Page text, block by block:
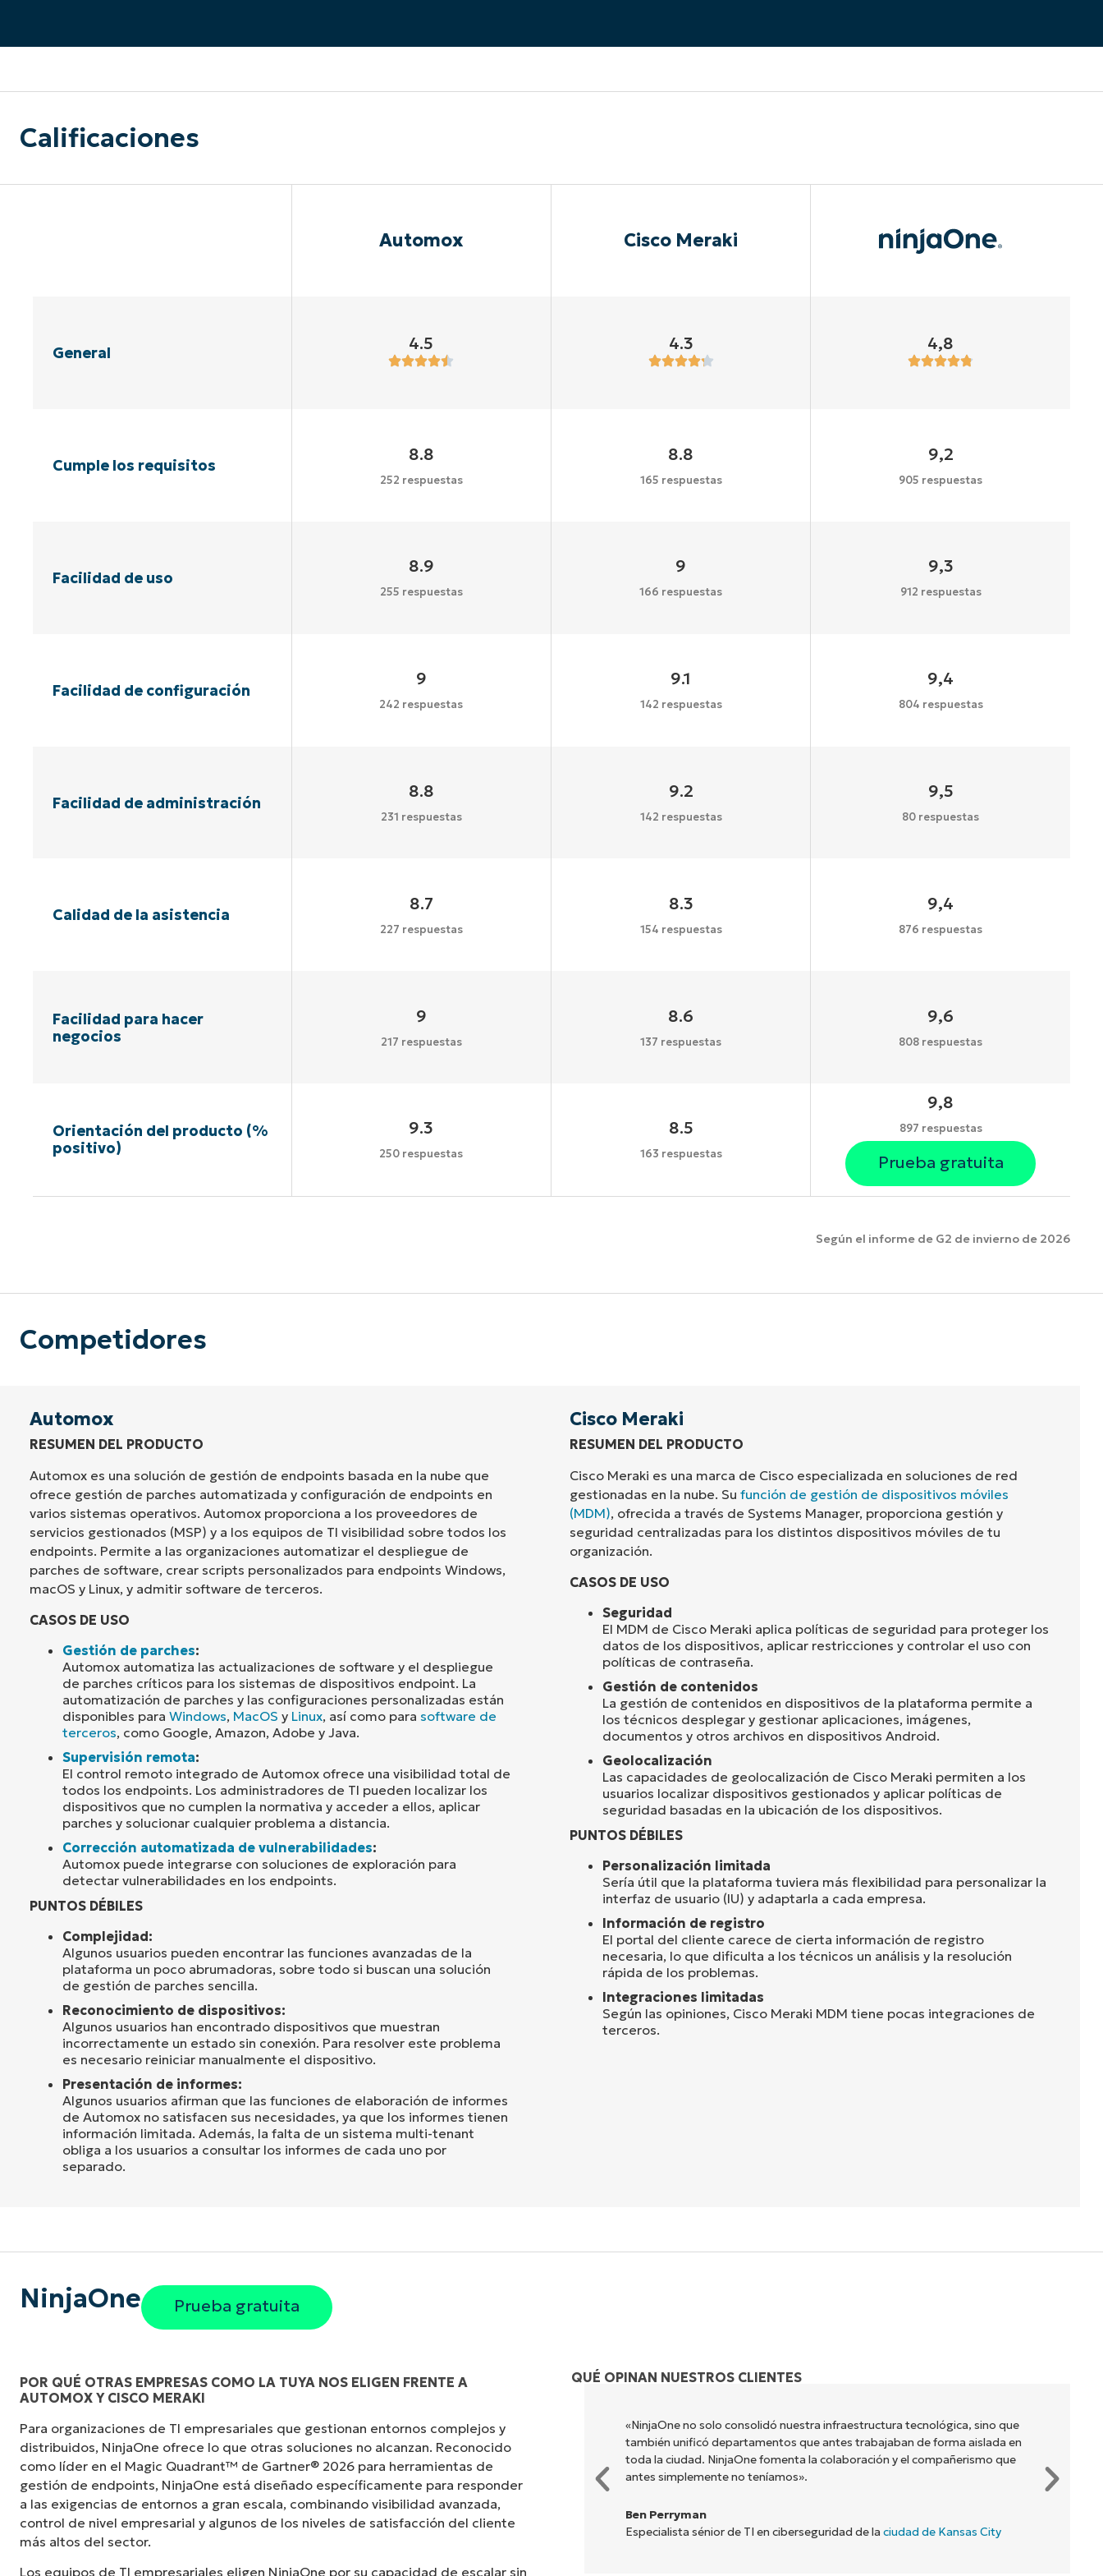
Calificaciones
Automox Cisco Meraki
General 4.5 4.3 4,8
Cumple los requisitos
8.8
252 respuestas
8.8
165 respuestas
9,2
905 respuestas
Facilidad de uso
8.9
255 respuestas
9
166 respuestas
9,3
912 respuestas
Facilidad de configuración
9
242 respuestas
9.1
142 respuestas
9,4
804 respuestas
Facilidad de administración
8.8
231 respuestas
9.2
142 respuestas
9,5
80 respuestas
Calidad de la asistencia
8.7
227 respuestas
8.3
154 respuestas
9,4
876 respuestas
Facilidad para hacer
negocios
9
217 respuestas
8.6
137 respuestas
9,6
808 respuestas
Orientación del producto (%
positivo)
9.3
250 respuestas
8.5
163 respuestas
9,8
897 respuestas
Prueba gratuita
Según el informe de G2 de invierno de 2026
Competidores
Automox
RESUMEN DEL PRODUCTO
Automox es una solución de gestión de endpoints basada en la nube que
ofrece gestión de parches automatizada y configuración de endpoints en
varios sistemas operativos. Automox proporciona a los proveedores de
servicios gestionados (MSP) y a los equipos de TI visibilidad sobre todos los
endpoints. Permite a las organizaciones automatizar el despliegue de
parches de software, crear scripts personalizados para endpoints Windows,
macOS y Linux, y admitir software de terceros.
CASOS DE USO
Gestión de parches:
Automox automatiza las actualizaciones de software y el despliegue
de parches críticos para los sistemas de dispositivos endpoint. La
automatización de parches y las configuraciones personalizadas están
disponibles para Windows, MacOS y Linux, así como para software de
terceros, como Google, Amazon, Adobe y Java.
Supervisión remota:
El control remoto integrado de Automox ofrece una visibilidad total de
todos los endpoints. Los administradores de TI pueden localizar los
dispositivos que no cumplen la normativa y acceder a ellos, aplicar
parches y solucionar cualquier problema a distancia.
Corrección automatizada de vulnerabilidades:
Automox puede integrarse con soluciones de exploración para
detectar vulnerabilidades en los endpoints.
PUNTOS DÉBILES
Complejidad:
Algunos usuarios pueden encontrar las funciones avanzadas de la
plataforma un poco abrumadoras, sobre todo si buscan una solución
de gestión de parches sencilla.
Reconocimiento de dispositivos:
Algunos usuarios han encontrado dispositivos que muestran
incorrectamente un estado sin conexión. Para resolver este problema
es necesario reiniciar manualmente el dispositivo.
Presentación de informes:
Algunos usuarios afirman que las funciones de elaboración de informes
de Automox no satisfacen sus necesidades, ya que los informes tienen
información limitada. Además, la falta de un sistema multi-tenant
obliga a los usuarios a consultar los informes de cada uno por
separado.
Cisco Meraki
RESUMEN DEL PRODUCTO
Cisco Meraki es una marca de Cisco especializada en soluciones de red
gestionadas en la nube. Su función de gestión de dispositivos móviles
(MDM), ofrecida a través de Systems Manager, proporciona gestión y
seguridad centralizadas para los distintos dispositivos móviles de tu
organización.
CASOS DE USO
Seguridad
El MDM de Cisco Meraki aplica políticas de seguridad para proteger los
datos de los dispositivos, aplicar restricciones y controlar el uso con
políticas de contraseña.
Gestión de contenidos
La gestión de contenidos en dispositivos de la plataforma permite a
los técnicos desplegar y gestionar aplicaciones, imágenes,
documentos y otros archivos en dispositivos Android.
Geolocalización
Las capacidades de geolocalización de Cisco Meraki permiten a los
usuarios localizar dispositivos gestionados y aplicar políticas de
seguridad basadas en la ubicación de los dispositivos.
PUNTOS DÉBILES
Personalización limitada
Sería útil que la plataforma tuviera más flexibilidad para personalizar la
interfaz de usuario (IU) y adaptarla a cada empresa.
Información de registro
El portal del cliente carece de cierta información de registro
necesaria, lo que dificulta a los técnicos un análisis y la resolución
rápida de los problemas.
Integraciones limitadas
Según las opiniones, Cisco Meraki MDM tiene pocas integraciones de
terceros.
NinjaOne Prueba gratuita
POR QUÉ OTRAS EMPRESAS COMO LA TUYA NOS ELIGEN FRENTE A
AUTOMOX Y CISCO MERAKI
Para organizaciones de TI empresariales que gestionan entornos complejos y
distribuidos, NinjaOne ofrece lo que otras soluciones no alcanzan. Reconocido
como líder en el Magic Quadrant™ de Gartner® 2026 para herramientas de
gestión de endpoints, NinjaOne está diseñado específicamente para responder
a las exigencias de entornos a gran escala, combinando visibilidad avanzada,
control de nivel empresarial y algunos de los niveles de satisfacción del cliente
más altos del sector.
Los equipos de TI empresariales eligen NinjaOne por su capacidad de escalar sin
QUÉ OPINAN NUESTROS CLIENTES
«Antes, necesitaba entre 10 y 15 herramientas diferentes para hacer lo que
NinjaOne logra en una sola interfaz centralizada. NinjaOne hace la vida
mucho más fácil».
Ernie Turner
Director de TI en
«NinjaOne no solo consolidó nuestra infraestructura tecnológica, sino que
también unificó departamentos que antes trabajaban de forma aislada en
toda la ciudad. NinjaOne fomenta la colaboración y el compañerismo que
antes simplemente no teníamos».
Ben Perryman
Especialista sénior de TI en ciberseguridad de la ciudad de Kansas City
Company